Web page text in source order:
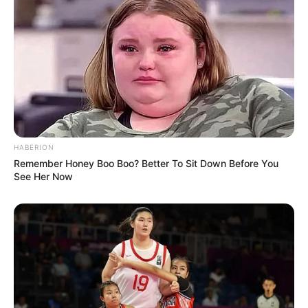
menemukannya. Asiah juga tidak bisa punya anak, jadi bertekad
merawat dan menjaga bayi Nabi Musa.
Firaun ternyata tidak ingin membunuh bayi itu, tapi diangkat jadi
Saat dirawat keluarga Firaun, bayi Musa tidak mau dususui orang
lain. Dicarilah ibu-ibu yang bisa menyusui. Sampai akhirnya Musa
mau menyusu pada seorang ibu yang tidak lain adalah ibunya
sendiri.
Baca juga:Kisah Nabi Yahya, Pribadi Penyayang dan
Sempat merantau ke Madyan lalu kembali ke Mesir
dan menjalankan tugas kenabian
HABERION
Remember Honey Boo Boo? Better To Sit Down Before You
See Her Now